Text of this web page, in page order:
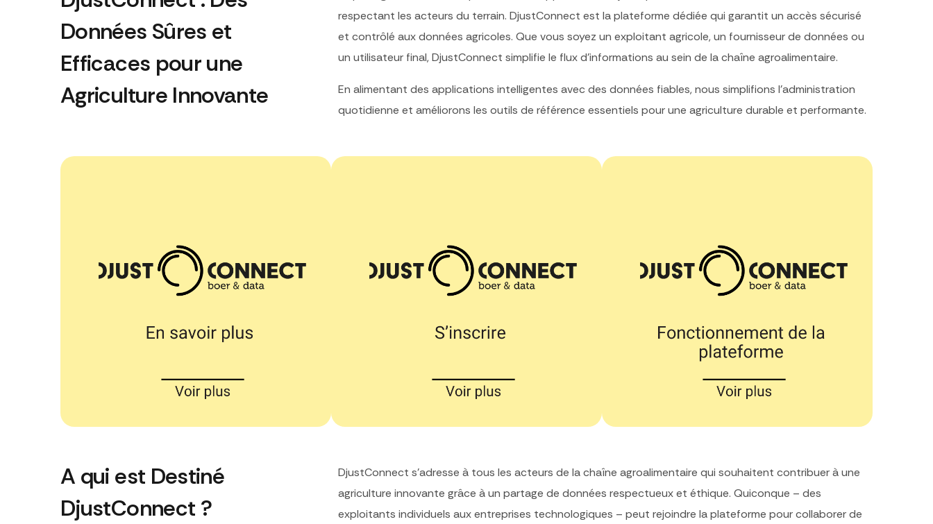
Données Sûres et
Efficaces pour une
Agriculture Innovante
respectant les acteurs du terrain. DjustConnect est la plateforme dédiée qui garantit un accès sécurisé
et contrôlé aux données agricoles. Que vous soyez un exploitant agricole, un fournisseur de données ou
un utilisateur final, DjustConnect simplifie le flux d’informations au sein de la chaîne agroalimentaire.
En alimentant des applications intelligentes avec des données fiables, nous simplifions l’administration
quotidienne et améliorons les outils de référence essentiels pour une agriculture durable et performante.
A qui est Destiné
DjustConnect ?
DjustConnect s’adresse à tous les acteurs de la chaîne agroalimentaire qui souhaitent contribuer à une
agriculture innovante grâce à un partage de données respectueux et éthique. Quiconque – des
exploitants individuels aux entreprises technologiques – peut rejoindre la plateforme pour collaborer de